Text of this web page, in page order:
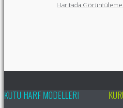
Haritada
KUTU HARF MODELLERI